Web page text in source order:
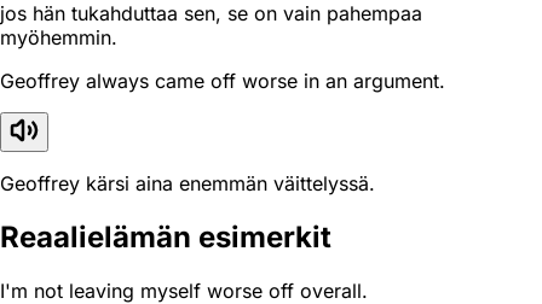
jos hän tukahduttaa sen, se on vain pahempaa
myöhemmin.
Geoffrey always came off worse in an argument.
Geoffrey kärsi aina enemmän väittelyssä.
Reaali­elämän esimerkit
I'm not leaving myself worse off overall.